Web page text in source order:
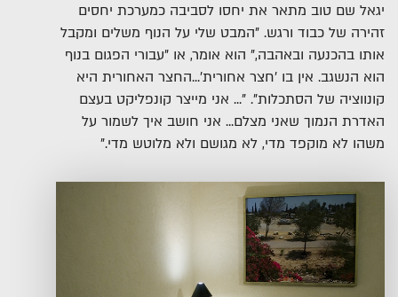
יגאל שם טוב מתאר את יחסו לסביבה כמערכת יחסים
זהירה של כבוד ורגש. "המבט שלי על הנוף משלים ומקבל
אותו בהכנעה ובאהבה," הוא אומר, או "עבורי הפגום בנוף
הוא הנשגב. אין בו 'חצר אחורית'...החצר האחורית היא
קונווציה של הסתכלות". "... אני מייצר קונפליקט בעצם
האדרת הנמוך שאני מצלם... אני חושב איך לשמור על
משהו לא מוקפד מדי, לא מגושם ולא מלוטש מדי."